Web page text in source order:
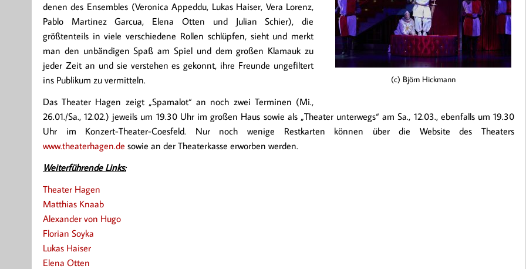
(c) Björn Hickmann
denen des Ensembles (Veronica Appeddu, Lukas Haiser, Vera Lorenz,
Pablo Martinez Garcua, Elena Otten und Julian Schier), die
größtenteils in viele verschiedene Rollen schlüpfen, sieht und merkt
man den unbändigen Spaß am Spiel und dem großen Klamauk zu
jeder Zeit an und sie verstehen es gekonnt, ihre Freunde ungefiltert
ins Publikum zu vermitteln.
Das Theater Hagen zeigt „Spamalot“ an noch zwei Terminen (Mi.,
26.01./Sa., 12.02.) jeweils um 19.30 Uhr im großen Haus sowie als „Theater unterwegs“ am Sa., 12.03., ebenfalls um 19.30
Uhr im Konzert-Theater-Coesfeld. Nur noch wenige Restkarten können über die Website des Theaters
www.theaterhagen.de sowie an der Theaterkasse erworben werden.
Weiterführende Links:
Theater Hagen
Matthias Knaab
Alexander von Hugo
Florian Soyka
Lukas Haiser
Elena Otten